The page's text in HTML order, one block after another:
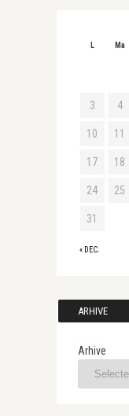
L Ma
« DEC.
3 4
10 11
17 18
24 25
31
ARHIVE
Arhive